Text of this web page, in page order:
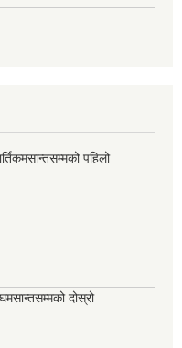
पहिलो
दोस्रो